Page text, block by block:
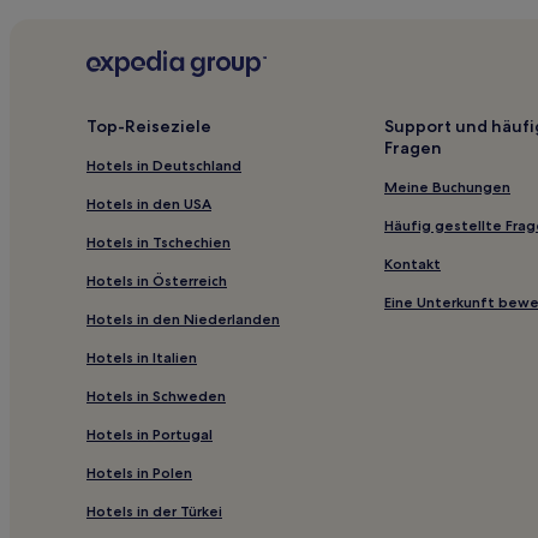
5-Sterne-Hotels in Miami Beach Boardwalk
5-Sterne-Hotels in Haulover Sandbar
2-Sterne-Hotels in Hollywood Beach
4-Sterne-Hotels in Espanola Way
4-Sterne-Hotels in Cuban Memorial Boulevard
4-Sterne-Hotels in Shoppingviertel Miami Design
3-Sterne-Hotels in Einkaufsviertel an der Collins
Villen in Ives Estates Park
Villen in North Shore Open Space Park
Motels in Miami
Hotels mit Küchenzeile in North Beach
Hotels mit inbegriffenem Frühstück nahe Miami
Hotels mit Parkplatz in Miami Springs
Top-Reiseziele
Hotels in Deutschland
Hotels in den USA
Hotels in Tschechien
Hotels in Österreich
Hotels in den Niederlanden
Hotels in Italien
Hotels in Schweden
Hotels in Portugal
Hotels in Polen
Hotels in der Türkei
Support und
Fragen
Meine Buchungen
Häufig gestellte
Kontakt
Eine Unterkunft